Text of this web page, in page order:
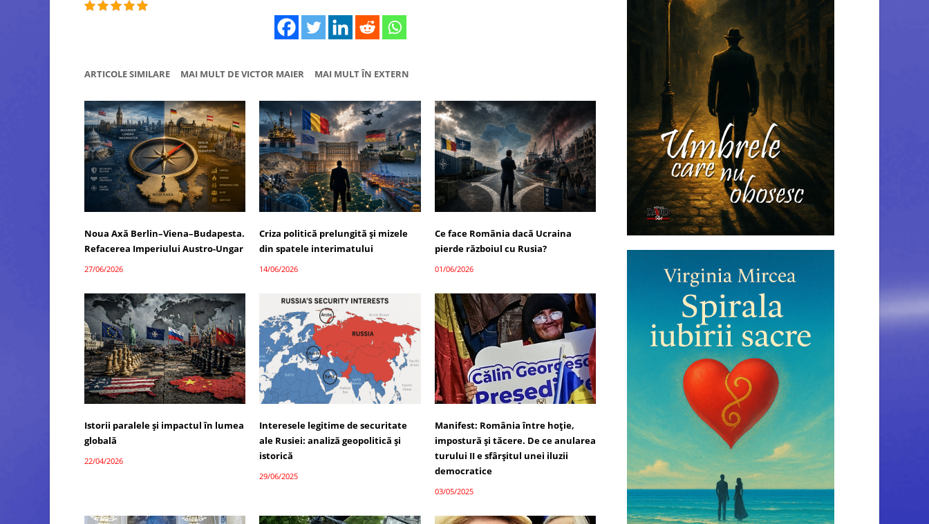
ARTICOLE SIMILARE MAI MULT DE VICTOR MAIER MAI MULT ÎN EXTERN
Noua Axă Berlin–Viena–Budapesta.
Refacerea Imperiului Austro-Ungar
27/06/2026
Criza politică prelungită și mizele
din spatele interimatului
14/06/2026
Ce face România dacă Ucraina
pierde războiul cu Rusia?
01/06/2026
Istorii paralele și impactul în lumea
globală
22/04/2026
Interesele legitime de securitate
ale Rusiei: analiză geopolitică și
istorică
29/06/2025
Manifest: România între hoție,
impostură și tăcere. De ce anularea
turului II e sfârșitul unei iluzii
democratice
03/05/2025